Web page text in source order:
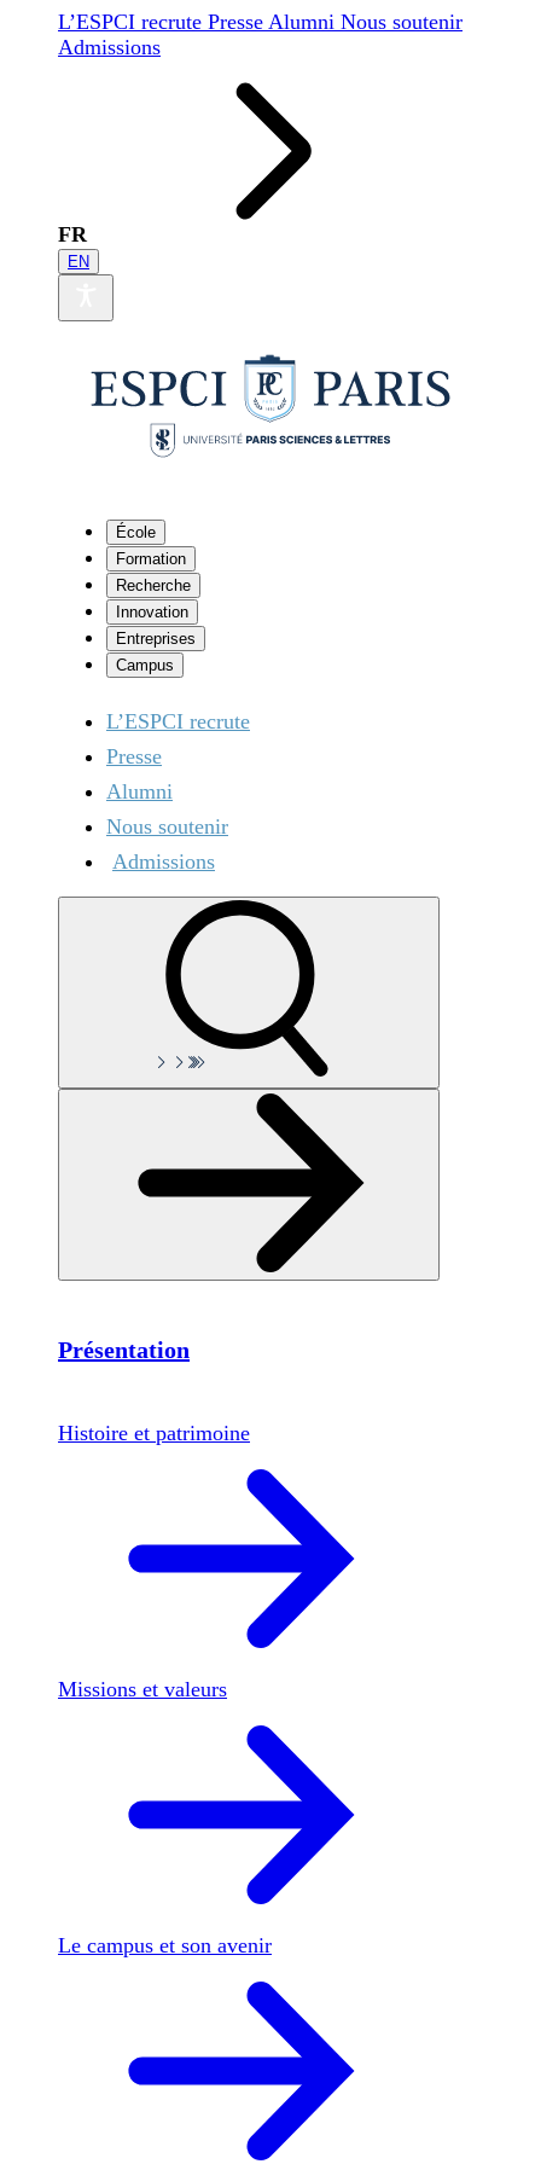
L’ESPCI recrute Presse Alumni Nous soutenir
Admissions
FR
EN
École
Formation
Recherche
Innovation
Entreprises
Campus
L’ESPCI recrute
Presse
Alumni
Nous soutenir
Admissions
Présentation
Histoire et patrimoine
Missions et valeurs
Le campus et son avenir